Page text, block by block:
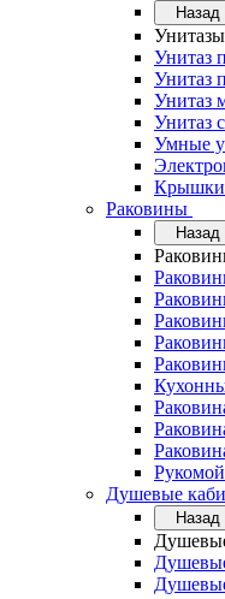
Назад
Унитазы
Унитаз
Унитаз
Унитаз
Унитаз
Умные
Крышки
Раковины
Назад
Душевые
Назад